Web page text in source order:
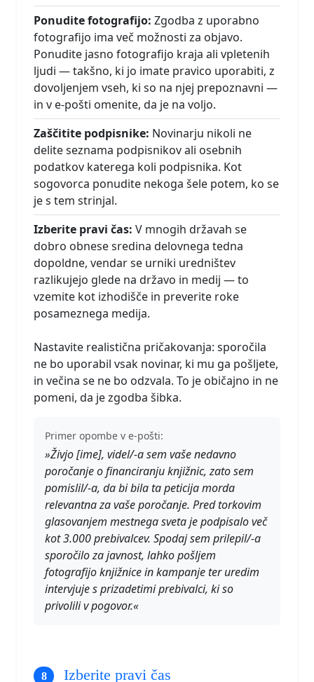
Ponudite fotografijo: Zgodba z uporabno
fotografijo ima več možnosti za objavo.
Ponudite jasno fotografijo kraja ali vpletenih
ljudi — takšno, ki jo imate pravico uporabiti, z
dovoljenjem vseh, ki so na njej prepoznavni —
in v e-pošti omenite, da je na voljo.
Zaščitite podpisnike: Novinarju nikoli ne
delite seznama podpisnikov ali osebnih
podatkov katerega koli podpisnika. Kot
sogovorca ponudite nekoga šele potem, ko se
je s tem strinjal.
Izberite pravi čas: V mnogih državah se
dobro obnese sredina delovnega tedna
dopoldne, vendar se urniki uredništev
razlikujejo glede na državo in medij — to
vzemite kot izhodišče in preverite roke
posameznega medija.
Nastavite realistična pričakovanja: sporočila
ne bo uporabil vsak novinar, ki mu ga pošljete,
in večina se ne bo odzvala. To je običajno in ne
pomeni, da je zgodba šibka.
Primer opombe v e-pošti:
»Živjo [ime], videl/-a sem vaše nedavno
poročanje o financiranju knjižnic, zato sem
pomislil/-a, da bi bila ta peticija morda
relevantna za vaše poročanje. Pred torkovim
glasovanjem mestnega sveta je podpisalo več
kot 3.000 prebivalcev. Spodaj sem prilepil/-a
sporočilo za javnost, lahko pošljem
fotografijo knjižnice in kampanje ter uredim
intervjuje s prizadetimi prebivalci, ki so
privolili v pogovor.«
Izberite pravi čas